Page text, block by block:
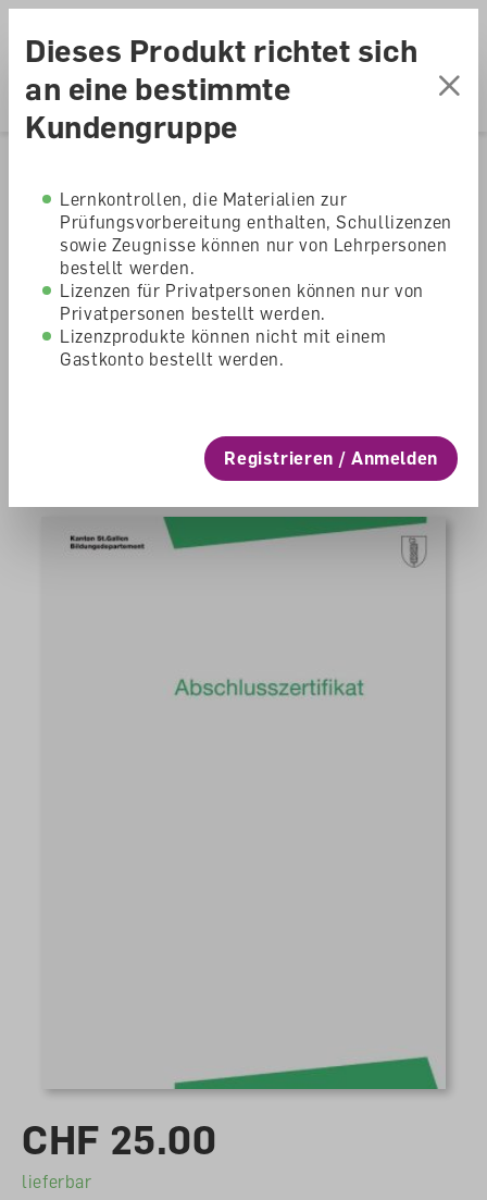
Accesskey Navigation
Direkt
Seitenanfang
Hauptnavigation
Direkt
zum
Hauptinhalt
Direkt
zum
Footer
Direkt
Zeugnis Volksschule
St.Gallen
Abschlusszert. Paket
Angebote für Schulen Kanton St.Gallen
CHF 25.00
lieferbar
Dieses Produkt richtet sich
an eine bestimmte
Kundengruppe
Lernkontrollen, die Materialien zur
Prüfungsvorbereitung enthalten, Schullizenzen
sowie Zeugnisse können nur von Lehrpersonen
bestellt werden.
Lizenzen für Privatpersonen können nur von
Privatpersonen bestellt werden.
Lizenzprodukte können nicht mit einem
Gastkonto bestellt werden.
Registrieren / Anmelden